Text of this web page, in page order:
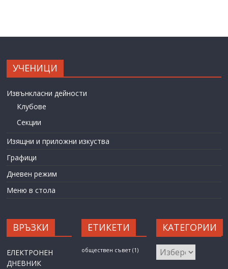
УЧЕНИЦИ
Извънкласни дейности
Клубове
Секции
Изящни и приложни изкуства
Графици
Дневен режим
Меню в стола
ВРЪЗКИ
ЕЛЕКТРОНЕН
ДНЕВНИК
ЕТИКЕТИ
обществен съвет (1)
КАТЕГОРИИ
КАТЕГОРИИ